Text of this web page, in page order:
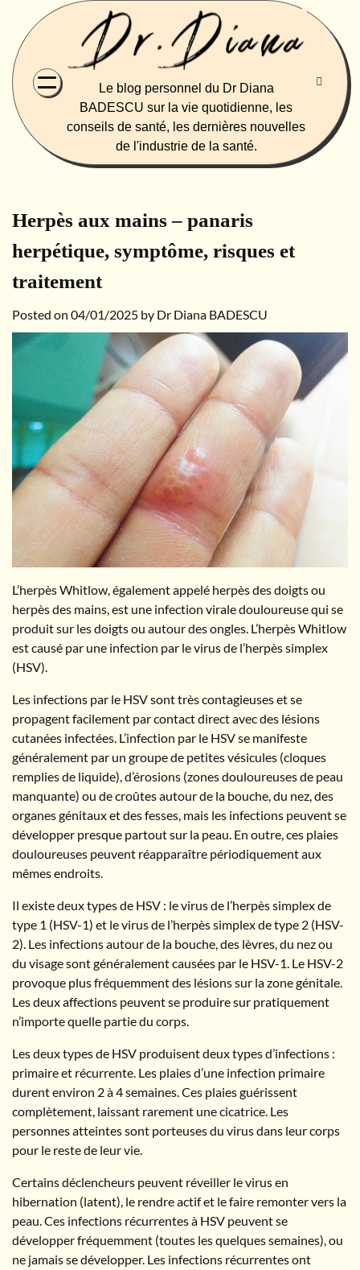
content
Le blog personnel du Dr Diana
BADESCU sur la vie quotidienne, les
conseils de santé, les dernières nouvelles
de l'industrie de la santé.
Herpès aux mains – panaris
herpétique, symptôme, risques et
traitement
Posted on 04/01/2025 by Dr Diana BADESCU
L’herpès Whitlow, également appelé herpès des doigts ou
herpès des mains, est une infection virale douloureuse qui se
produit sur les doigts ou autour des ongles. L’herpès Whitlow
est causé par une infection par le virus de l’herpès simplex
(HSV).
Les infections par le HSV sont très contagieuses et se
propagent facilement par contact direct avec des lésions
cutanées infectées. L’infection par le HSV se manifeste
généralement par un groupe de petites vésicules (cloques
remplies de liquide), d’érosions (zones douloureuses de peau
manquante) ou de croûtes autour de la bouche, du nez, des
organes génitaux et des fesses, mais les infections peuvent se
développer presque partout sur la peau. En outre, ces plaies
douloureuses peuvent réapparaître périodiquement aux
mêmes endroits.
Il existe deux types de HSV : le virus de l’herpès simplex de
type 1 (HSV-1) et le virus de l’herpès simplex de type 2 (HSV-
2). Les infections autour de la bouche, des lèvres, du nez ou
du visage sont généralement causées par le HSV-1. Le HSV-2
provoque plus fréquemment des lésions sur la zone génitale.
Les deux affections peuvent se produire sur pratiquement
n’importe quelle partie du corps.
Les deux types de HSV produisent deux types d’infections :
primaire et récurrente. Les plaies d’une infection primaire
durent environ 2 à 4 semaines. Ces plaies guérissent
complètement, laissant rarement une cicatrice. Les
personnes atteintes sont porteuses du virus dans leur corps
pour le reste de leur vie.
Certains déclencheurs peuvent réveiller le virus en
hibernation (latent), le rendre actif et le faire remonter vers la
peau. Ces infections récurrentes à HSV peuvent se
développer fréquemment (toutes les quelques semaines), ou
ne jamais se développer. Les infections récurrentes ont